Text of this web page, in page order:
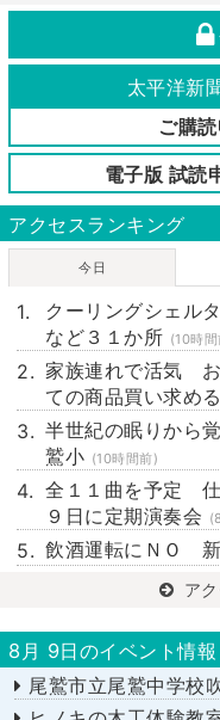
太平洋新
ご購
電子版 試読
アクセスランキング
今日
クーリングシェ
など３１か所 (10時
家族連れで活気
ての商品買い求める
半世紀の眠りから
鷲小 (10時間前)
全１１曲を予定
９日に定期演奏会
飲酒運転にＮＯ
ア
8月 9日のイベント情報
尾鷲市立尾鷲中学校